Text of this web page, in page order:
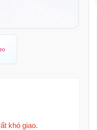
khó giao.